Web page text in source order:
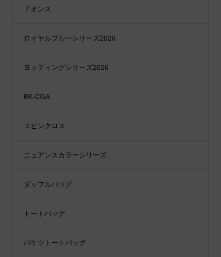
７オンス
ロイヤルブルーシリーズ2026
ヨッティングシリーズ2026
BK-CGA
スピンクロス
ニュアンスカラーシリーズ
ダッフルバッグ
トートバッグ
バケツトートバッグ